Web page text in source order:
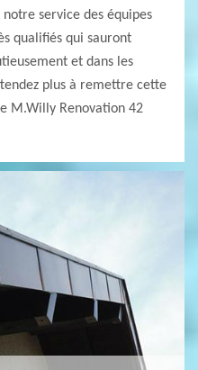
notre service des équipes
qualifiés qui sauront
et dans les
plus à remettre cette
M.Willy Renovation 42